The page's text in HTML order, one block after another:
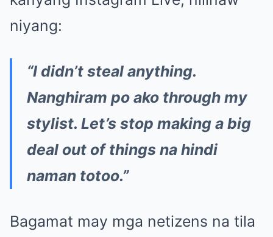
niyang:
“I didn’t steal anything.
Nanghiram po ako through my
stylist. Let’s stop making a big
deal out of things na hindi
naman totoo.”
Bagamat may mga netizens na tila